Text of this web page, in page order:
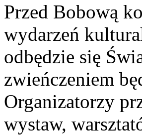
Przed Bobową
wydarzeń
odbędzie się
zwieńczeniem
Organizatorzy
wystaw,